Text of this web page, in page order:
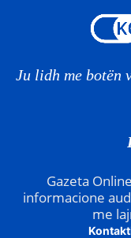
Ju lidh me botën
Gazeta
informacione
me